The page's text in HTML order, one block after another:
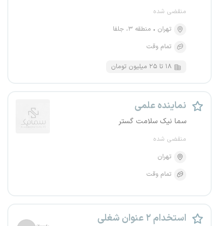
منقضی شده
تهران
منطقه ۳، جلفا
تمام وقت
۱۸ تا ۲۵ میلیون تومان
نماینده علمی
سما نیک سلامت گستر
منقضی شده
تهران
تمام وقت
استخدام ۲ عنوان شغلی